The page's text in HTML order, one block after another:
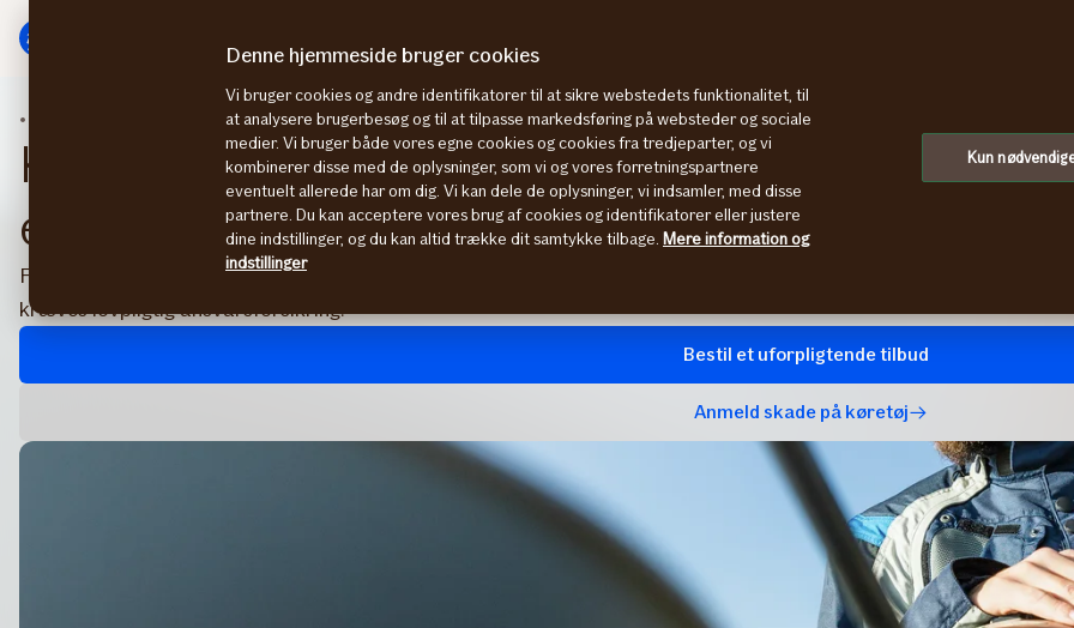
Køretøjsforsikring Knallert- eller motorcykelforsikring
Knallert- eller motorcykelforsikring til
erhverv
Forsikringen er beregnet til alle typer motorcykler, knallerter og elcykler, hvor der
kræves lovpligtig ansvarsforsikring.
Bestil et uforpligtende tilbud
Anmeld skade på køretøj
Denne hjemmeside bruger cookies
Vi bruger cookies og andre identifikatorer til at sikre webstedets funktionalitet, til
at analysere brugerbesøg og til at tilpasse markedsføring på websteder og sociale
medier. Vi bruger både vores egne cookies og cookies fra tredjeparter, og vi
kombinerer disse med de oplysninger, som vi og vores forretningspartnere
eventuelt allerede har om dig. Vi kan dele de oplysninger, vi indsamler, med disse
partnere. Du kan acceptere vores brug af cookies og identifikatorer eller justere
dine indstillinger, og du kan altid trække dit samtykke tilbage. Mere information og
indstillinger
Kun